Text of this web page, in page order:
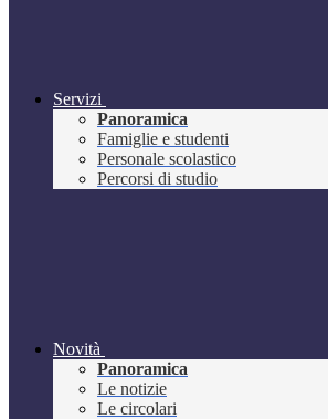
Servizi
Panoramica
Famiglie e studenti
Personale scolastico
Percorsi di studio
Novità
Panoramica
Le notizie
Le circolari